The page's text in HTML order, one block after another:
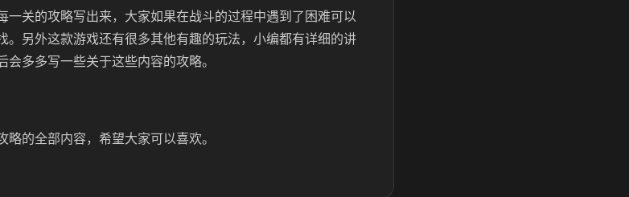
一关的攻略写出来，大家如果在战斗的过程中遇到了困难可以
。另外这款游戏还有很多其他有趣的玩法，小编都有详细的讲
多多写一些关于这些内容的攻略。
的全部内容，希望大家可以喜欢。